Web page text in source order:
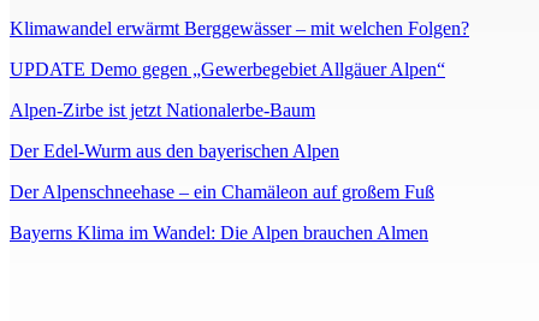
Klimawandel erwärmt Berggewässer – mit welchen Folgen?
UPDATE Demo gegen „Gewerbegebiet Allgäuer Alpen“
Alpen-Zirbe ist jetzt Nationalerbe-Baum
Der Edel-Wurm aus den bayerischen Alpen
Der Alpenschneehase – ein Chamäleon auf großem Fuß
Bayerns Klima im Wandel: Die Alpen brauchen Almen